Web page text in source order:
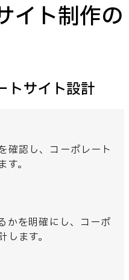
イト制作の
トサイト設計
確認し、コーポレート
。
かを明確にし、コーポ
ます。